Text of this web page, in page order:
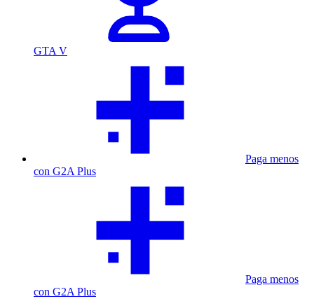
GTA V
Paga menos
con G2A Plus
Paga menos
con G2A Plus